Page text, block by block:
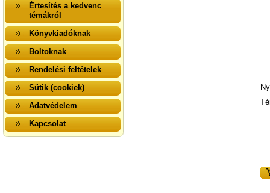
Értesítés a kedvenc
témákról
Könyvkiadóknak
Boltoknak
Rendelési feltételek
Sütik (cookiek)
Adatvédelem
Kapcsolat